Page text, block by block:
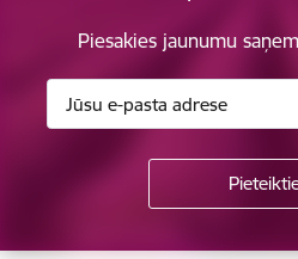
Piesakies jaunumu